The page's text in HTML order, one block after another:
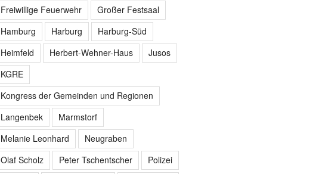
Freiwillige Feuerwehr
Großer Festsaal
Hamburg
Harburg
Harburg-Süd
Heimfeld
Herbert-Wehner-Haus
Jusos
KGRE
Kongress der Gemeinden und Regionen
Langenbek
Marmstorf
Melanie Leonhard
Neugraben
Olaf Scholz
Peter Tschentscher
Polizei